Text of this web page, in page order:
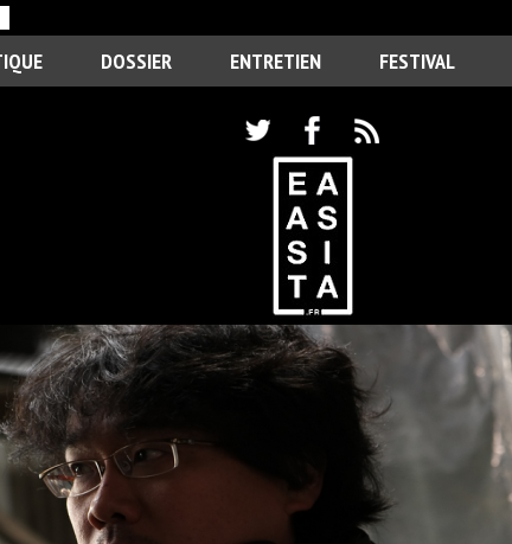
DOSSIER ENTRETIEN FESTIVAL